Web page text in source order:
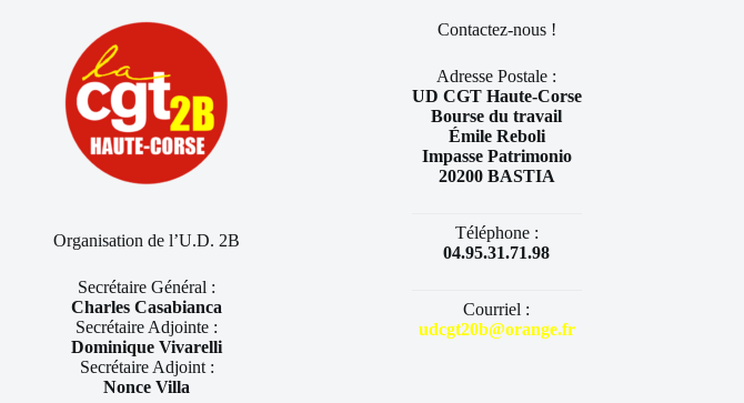
Organisation de l’U.D. 2B
Secrétaire Général :
Charles Casabianca
Secrétaire Adjointe :
Dominique Vivarelli
Secrétaire Adjoint :
Nonce Villa
Contactez-nous !
Adresse Postale :
UD CGT Haute-Corse
Bourse du travail
Émile Reboli
Impasse Patrimonio
20200 BASTIA
Téléphone :
04.95.31.71.98
Courriel :
udcgt20b@orange.fr